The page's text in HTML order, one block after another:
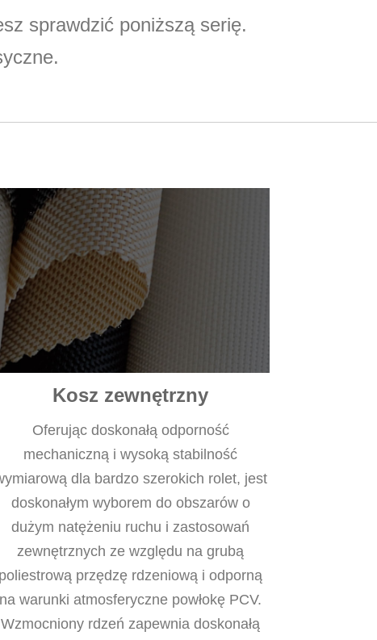
sprawdzić poniższą serię.
Kosz zewnętrzny
Oferując doskonałą odporność
mechaniczną i wysoką stabilność
dla bardzo szerokich rolet, jest
doskonałym wyborem do obszarów o
dużym natężeniu ruchu i zastosowań
zewnętrznych ze względu na grubą
poliestrową przędzę rdzeniową i odporną
na warunki atmosferyczne powłokę PCV.
Wzmocniony rdzeń zapewnia doskonałą